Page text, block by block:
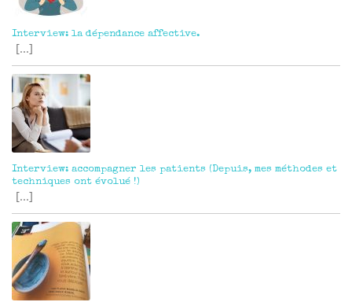
Interview: la dépendance affective.
[...]
Interview: accompagner les patients (Depuis, mes méthodes et
techniques ont évolué !)
[...]